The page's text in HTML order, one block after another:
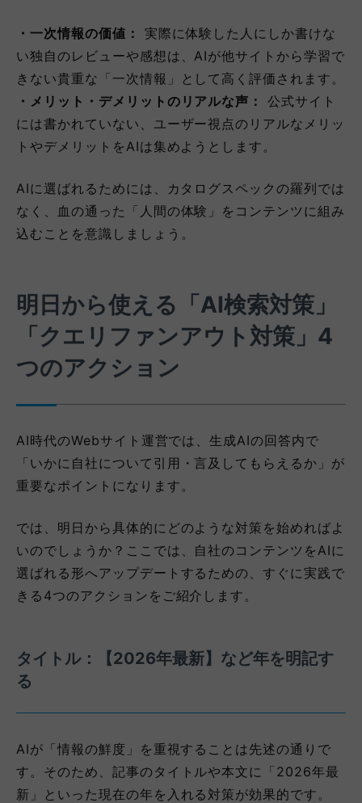
・一次情報の価値：
実際に体験した人にしか書けな
い独自のレビューや感想は、AIが他サイトから学習で
きない貴重な「一次情報」として高く評価されます。
・メリット・デメリットのリアルな声：
公式サイト
には書かれていない、ユーザー視点のリアルなメリッ
トやデメリットをAIは集めようとします。
AIに選ばれるためには、カタログスペックの羅列では
なく、血の通った「人間の体験」をコンテンツに組み
込むことを意識しましょう。
明日から使える「AI検索対策」
「クエリファンアウト対策」4
つのアクション
AI時代のWebサイト運営では、生成AIの回答内で
「いかに自社について引用・言及してもらえるか」が
重要なポイントになります。
では、明日から具体的にどのような対策を始めればよ
いのでしょうか？ここでは、自社のコンテンツをAIに
選ばれる形へアップデートするための、すぐに実践で
きる4つのアクションをご紹介します。
タイトル：【2026年最新】など年を明記す
る
AIが「情報の鮮度」を重視することは先述の通りで
す。そのため、記事のタイトルや本文に「2026年最
新」といった現在の年を入れる対策が効果的です。